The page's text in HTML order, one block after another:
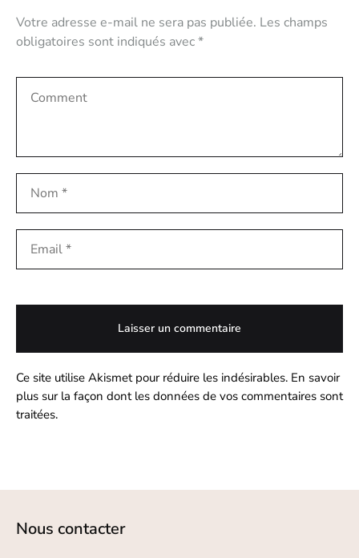
Votre adresse e-mail ne sera pas publiée. Les champs
obligatoires sont indiqués avec*
Ce site utilise Akismet pour réduire les indésirables. En savoir
plus sur la façon dont les données de vos commentaires sont
traitées.
Nous contacter